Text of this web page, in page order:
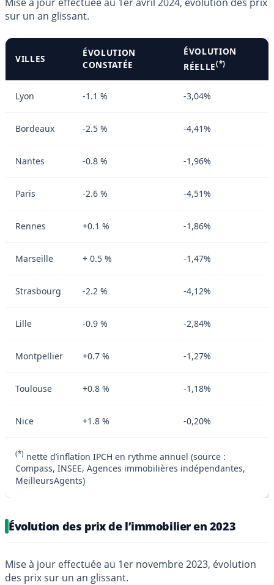
sur un an glissant.
VILLES
ÉVOLUTION
CONSTATÉE
ÉVOLUTION
RÉELLE(*)
Lyon -1.1 % -3,04%
Bordeaux -2.5 % -4,41%
Nantes -0.8 % -1,96%
Paris -2.6 % -4,51%
Rennes +0.1 % -1,86%
Marseille + 0.5 % -1,47%
Strasbourg -2.2 % -4,12%
Lille -0.9 % -2,84%
Montpellier +0.7 % -1,27%
Toulouse +0.8 % -1,18%
Nice +1.8 % -0,20%
(*) nette d’inflation IPCH en rythme annuel (source :
Compass, INSEE, Agences immobilières indépendantes,
MeilleursAgents)
Évolution des prix de l’immobilier en 2023
Mise à jour effectuée au 1er novembre 2023, évolution
des prix sur un an glissant.